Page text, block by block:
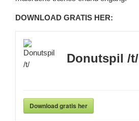
DOWNLOAD GRATIS HER:
Donutspil /t/
Download gratis her